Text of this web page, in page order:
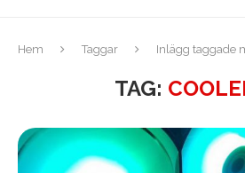
Hem Taggar Inlägg taggade
TAG: